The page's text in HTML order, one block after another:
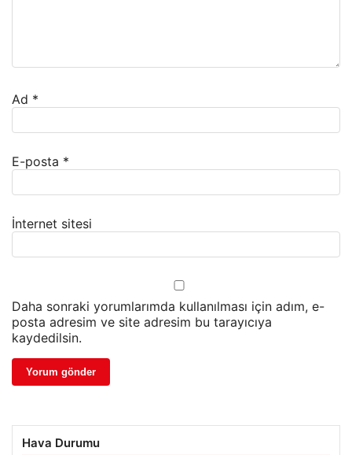
Ad *
E-posta *
İnternet sitesi
Daha sonraki yorumlarımda kullanılması için adım, e-
posta adresim ve site adresim bu tarayıcıya
kaydedilsin.
Hava Durumu